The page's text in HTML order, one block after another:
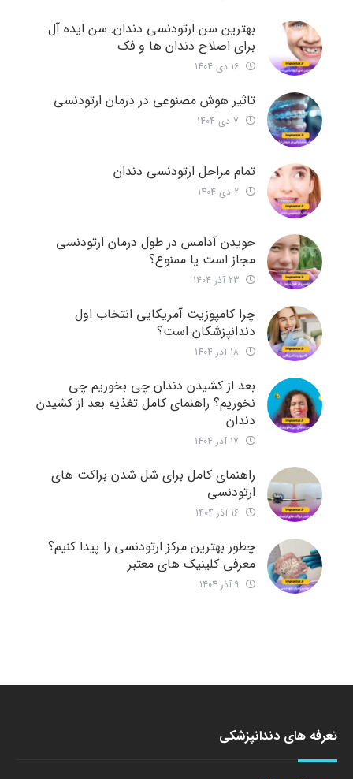
بهترین سن ارتودنسی دندان: سن ایده آل
برای اصلاح دندان ها و فک
تاثیر هوش مصنوعی در درمان ارتودنسی
تمام مراحل ارتودنسی دندان
جویدن آدامس در طول درمان ارتودنسی
مجاز است یا ممنوع؟
چرا کامپوزیت آمریکایی انتخاب اول
دندانپزشکان است؟
بعد از کشیدن دندان چی بخوریم چی
نخوریم؟ راهنمای کامل تغذیه بعد از کشیدن
دندان
راهنمای کامل برای شل شدن براکت های
ارتودنسی
چطور بهترین مرکز ارتودنسی را پیدا کنیم؟
معرفی کلینیک های معتبر
تعرفه های دندانپزشکی